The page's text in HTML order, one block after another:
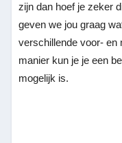
zijn dan hoef je zeker
geven we jou graag
verschillende voor- en
manier kun je je een
mogelijk is.